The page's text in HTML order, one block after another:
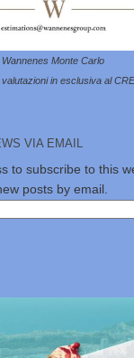
Wannenes Monte Carlo
valutazioni in esclusiva al
VIA EMAIL
to subscribe to this
posts by email.